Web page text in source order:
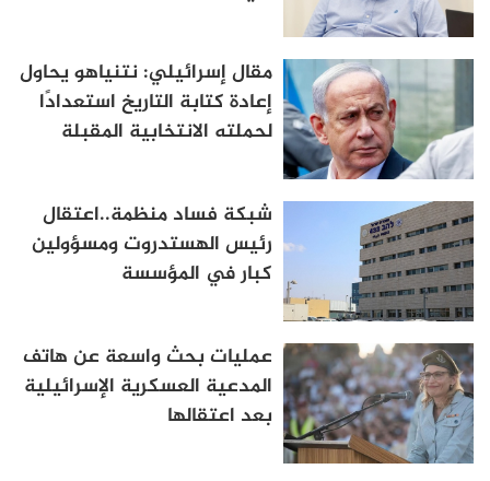
مقال إسرائيلي: نتنياهو يحاول
إعادة كتابة التاريخ استعدادًا
لحملته الانتخابية المقبلة
شبكة فساد منظمة..اعتقال
رئيس الهستدروت ومسؤولين
كبار في المؤسسة
عمليات بحث واسعة عن هاتف
المدعية العسكرية الإسرائيلية
بعد اعتقالها